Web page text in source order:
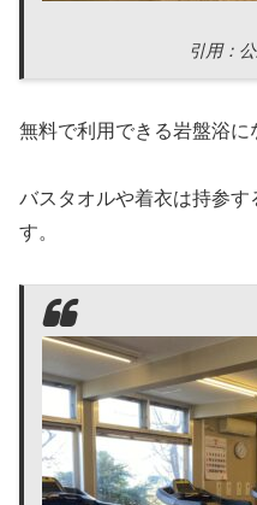
引用：
無料で利用できる岩盤浴に
バスタオルや着衣は持参す
す。